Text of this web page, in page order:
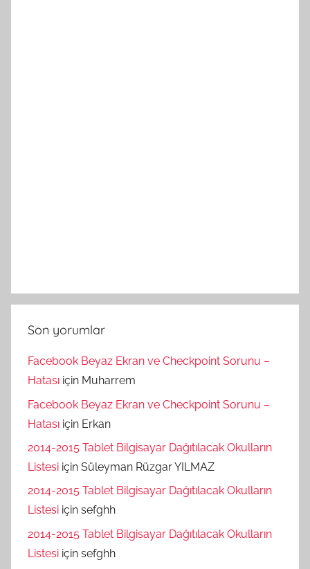
Son yorumlar
Facebook Beyaz Ekran ve Checkpoint Sorunu –
Hatası için Muharrem
Facebook Beyaz Ekran ve Checkpoint Sorunu –
Hatası için Erkan
2014-2015 Tablet Bilgisayar Dağıtılacak Okulların
Listesi için Süleyman Rüzgar YILMAZ
2014-2015 Tablet Bilgisayar Dağıtılacak Okulların
Listesi için sefghh
2014-2015 Tablet Bilgisayar Dağıtılacak Okulların
Listesi için sefghh